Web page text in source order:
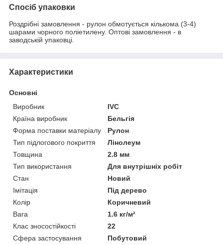
Спосіб упаковки
Роздрібні замовлення - рулон обмотується кількома (3-4)
шарами чорного поліетилену. Оптові замовлення - в
заводській упаковці.
Характеристики
Основні
Виробник
IVC
Країна виробник
Бельгія
Форма поставки матеріалу
Рулон
Тип підлогового покриття
Лінолеум
Товщина
2.8 мм
Тип використання
Для внутрішніх робіт
Стан
Новий
Імітація
Під дерево
Колір
Коричневий
Вага
1.6 кг/м²
Клас зносостійкості
22
Сфера застосування
Побутовий